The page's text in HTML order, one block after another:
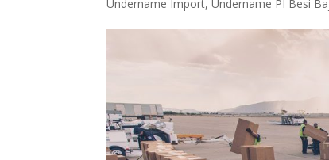
Undername Import,Undername PI Besi